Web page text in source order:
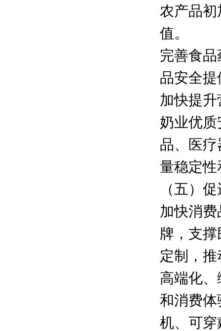
农产品
值。
完善食
品安全
加快提
奶业优
品、医
量稳定
（五）
加快消
牌，支
定制，
高端化
和消费
机、可